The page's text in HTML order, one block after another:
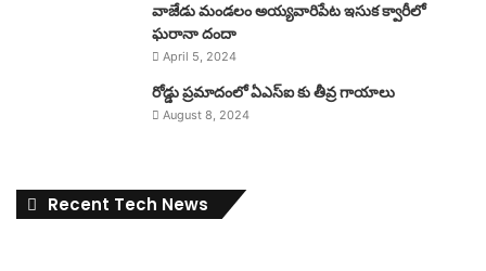
వాజేడు మండలం అయ్యవారిపేట ఇసుక క్వారీలో
ఘరానా దందా
April 5, 2024
రోడ్డు ప్రమాదంలో ఏఎస్ఐ కు తీవ్ర గాయాలు
August 8, 2024
Recent Tech News